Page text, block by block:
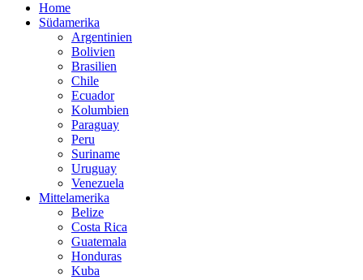
Home
Südamerika
Argentinien
Bolivien
Brasilien
Chile
Ecuador
Kolumbien
Paraguay
Peru
Suriname
Uruguay
Venezuela
Mittelamerika
Belize
Costa Rica
Guatemala
Honduras
Kuba